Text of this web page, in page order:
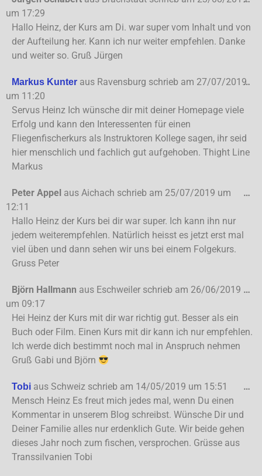
um 17:29
Hallo Heinz, der Kurs am Di. war super vom Inhalt und von
der Aufteilung her. Kann ich nur weiter empfehlen. Danke
und weiter so. Gruß Jürgen
Markus Kunter aus Ravensburg schrieb am 27/07/2019
um 11:20
Servus Heinz Ich wünsche dir mit deiner Homepage viele
Erfolg und kann den Interessenten für einen
Fliegenfischerkurs als Instruktoren Kollege sagen, ihr seid
hier menschlich und fachlich gut aufgehoben. Thight Line
Markus
…
Peter Appel aus Aichach schrieb am 25/07/2019 um
12:11
Hallo Heinz der Kurs bei dir war super. Ich kann ihn nur
jedem weiterempfehlen. Natürlich heisst es jetzt erst mal
viel üben und dann sehen wir uns bei einem Folgekurs.
Gruss Peter
…
Björn Hallmann aus Eschweiler schrieb am 26/06/2019
um 09:17
Hei Heinz der Kurs mit dir war richtig gut. Besser als ein
Buch oder Film. Einen Kurs mit dir kann ich nur empfehlen.
Ich werde dich bestimmt noch mal in Anspruch nehmen
Gruß Gabi und Björn
…
Tobi aus Schweiz schrieb am 14/05/2019 um 15:51
Mensch Heinz Es freut mich jedes mal, wenn Du einen
Kommentar in unserem Blog schreibst. Wünsche Dir und
Deiner Familie alles nur erdenklich Gute. Wir beide gehen
dieses Jahr noch zum fischen, versprochen. Grüsse aus
Transsilvanien Tobi
…